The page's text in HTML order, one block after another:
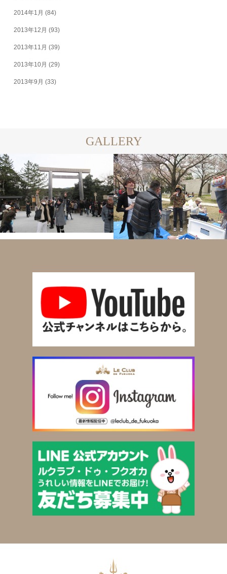
2014年1月 (84)
2013年12月 (93)
2013年11月 (39)
2013年10月 (29)
2013年9月 (33)
GALLERY